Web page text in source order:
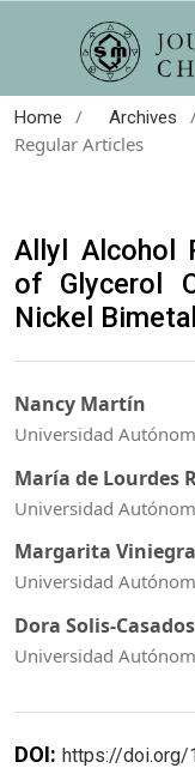
Home / Archives
Regular Articles
Allyl Alcohol
of Glycerol
Nickel
Nancy Martín
Universidad
María de Lourdes
Universidad
Margarita Viniegra
Universidad
Dora Solis-Casados
Universidad
DOI: https://doi.org/